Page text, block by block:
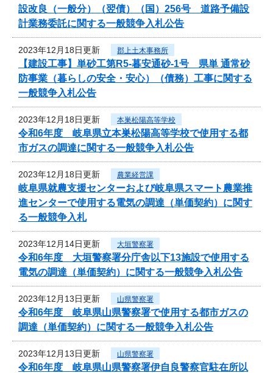
設改良（一般分）（翌債）（国）256号 道路予備設
計業務委託に関する一般競争入札公告
2023年12月18日更新 郡上土木事務所
【建設工事】単砂工第R5-暮安通砂-1号 県単 通常砂
防事業（暮らしの安全・安心）（債務）工事に関する
一般競争入札公告
2023年12月18日更新 本巣松陽高等学校
令和6年度 岐阜県立本巣松陽高等学校で使用する都
市ガスの調達に関する一般競争入札公告
2023年12月18日更新 農業経営課
岐阜県就農支援センターおよび岐阜県スマート農業推
進センターで使用する電気の調達（単価契約）に関す
る一般競争入札
2023年12月14日更新 大垣警察署
令和6年度 大垣警察署分庁舎以下13施設で使用する
電気の調達（単価契約）に関する一般競争入札公告
2023年12月13日更新 山県警察署
令和6年度 岐阜県山県警察署で使用する都市ガスの
調達（単価契約）に関する一般競争入札公告
2023年12月13日更新 山県警察署
令和6年度 岐阜県山県警察署伊自良警察官駐在所以